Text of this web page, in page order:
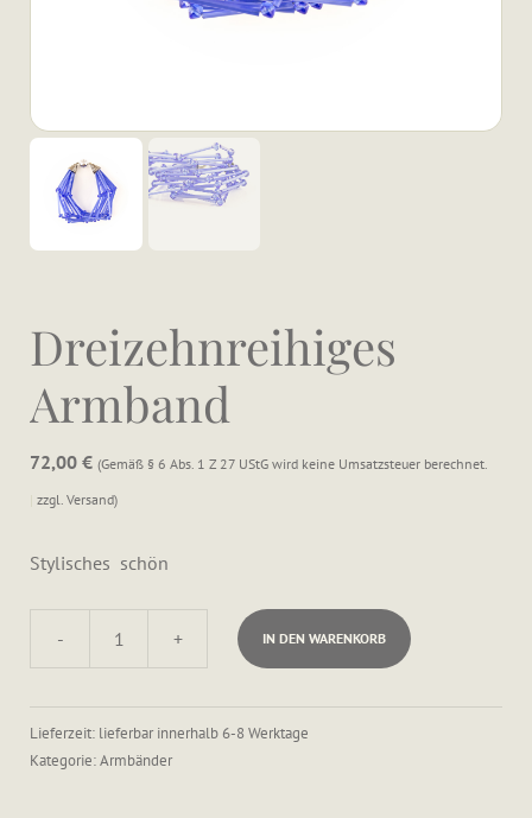
Dreizehnreihiges
Armband
72,00 € Gemäß § 6 Abs. 1 Z 27 UStG wird keine Umsatzsteuer berechnet.
zzgl. Versand
Stylisches schön
-
Dreizehnreihiges
Menge
+ IN DEN WARENKORB
Lieferzeit: lieferbar innerhalb 6-8 Werktage
Kategorie:Armbänder